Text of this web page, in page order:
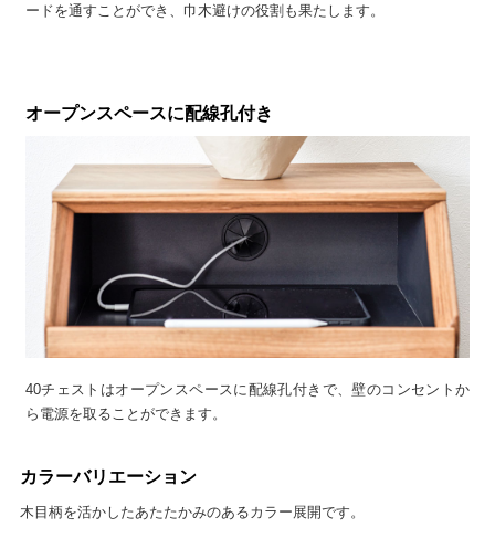
ードを通すことができ、巾木避けの役割も果たします。
オープンスペースに配線孔付き
40チェストはオープンスペースに配線孔付きで、壁のコンセントか
ら電源を取ることができます。
カラーバリエーション
木目柄を活かしたあたたかみのあるカラー展開です。